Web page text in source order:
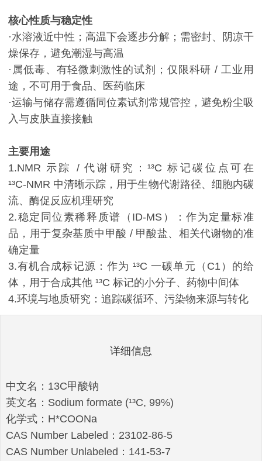
核心性质与稳定性
·水溶液近中性；高温下会逐步分解；需密封、阴凉干
燥保存，避免潮湿与高温
·属低毒、有轻微刺激性的试剂；仅限科研 / 工业用
途，不可用于食品、医药临床
·运输与储存需遵循同位素试剂常规管控，避免粉尘吸
入与皮肤直接接触
主要用途
1.NMR 示踪 / 代谢研究：¹³C 标记碳位点可在
¹³C‑NMR 中清晰示踪，用于生物代谢路径、细胞内碳
流、酶促反应机理研究
2.稳定同位素稀释质谱（ID‑MS）：作为定量标准
品，用于复杂基质中甲酸 / 甲酸盐、相关代谢物的准
确定量
3.有机合成标记源：作为 ¹³C 一碳单元（C1）的给
体，用于合成其他 ¹³C 标记的小分子、药物中间体
4.环境与地质研究：追踪碳循环、污染物来源与转化
详细信息
中文名：13C甲酸钠
英文名：Sodium formate (¹³C, 99%)
化学式：H*COONa
CAS Number Labeled：23102-86-5
CAS Number Unlabeled：141-53-7